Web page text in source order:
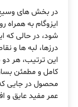
در بخش های
ایزوگام به
شود، در حالی که
درزها، لبه ها و
این ترتیب، هر
کامل و مطمئن
محصول در جایی
عمر مفید عایق و